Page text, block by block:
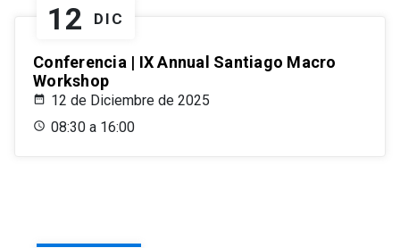
12 DIC
Conferencia | IX Annual Santiago Macro
Workshop
12 de Diciembre de 2025
08:30 a 16:00